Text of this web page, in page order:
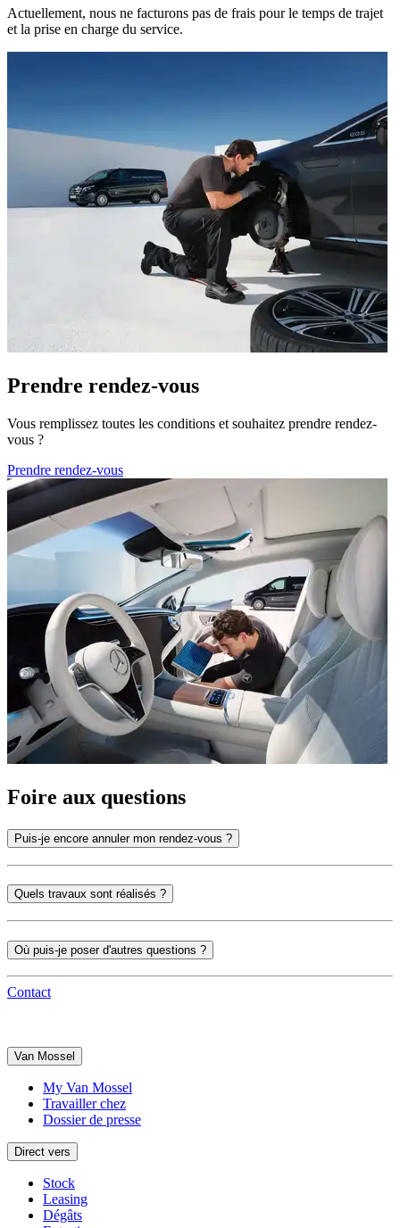
Actuellement, nous ne facturons pas de frais pour le temps de trajet
et la prise en charge du service.
Prendre rendez-vous
Vous remplissez toutes les conditions et souhaitez prendre rendez-
vous ?
Prendre rendez-vous
Foire aux questions
Puis-je encore annuler mon rendez-vous ?
Quels travaux sont réalisés ?
Où puis-je poser d'autres questions ?
Contact
Van Mossel
My Van Mossel
Travailler chez
Dossier de presse
Direct vers
Stock
Leasing
Dégâts